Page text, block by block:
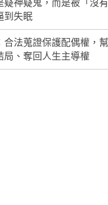
疑神疑鬼，而是被「沒
到失眠
合法蒐證保護配偶權，
局、奪回人生主導權